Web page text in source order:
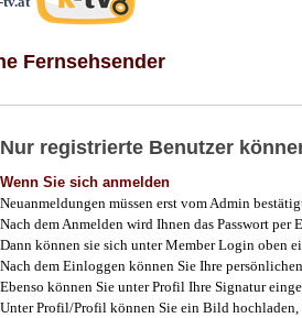
Fernsehsender
Nur registrierte Benutzer
Wenn Sie sich anmelden
Neuanmeldungen müssen erst vom Admin
Nach dem Anmelden wird Ihnen das Passwort per
Dann können sie sich unter Member Login oben
Nach dem Einloggen können Sie Ihre
Ebenso können Sie unter Profil Ihre Signatur
Unter Profil/Profil können Sie ein Bild